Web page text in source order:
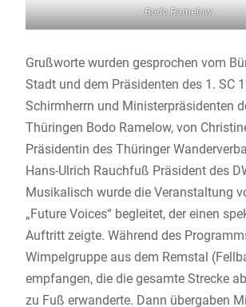
Bodo Ramelow
Grußworte wurden gesprochen vom
Stadt und dem Präsidenten des 1. SC
Schirmherrn und Ministerpräsidenten
Thüringen Bodo Ramelow, von
Präsidentin des Thüringer
Hans-Ulrich Rauchfuß Präsident des
Musikalisch wurde die Veranstaltung
„Future Voices“ begleitet, der einen
Auftritt zeigte. Während des
Wimpelgruppe aus dem Remstal
empfangen, die die gesamte Strecke
zu Fuß erwanderte. Dann übergaben